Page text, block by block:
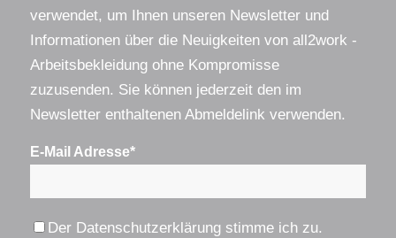
verwendet, um Ihnen unseren Newsletter und
Informationen über die Neuigkeiten von all2work -
Arbeitsbekleidung ohne Kompromisse
zuzusenden. Sie können jederzeit den im
Newsletter enthaltenen Abmeldelink verwenden.
E-Mail Adresse*
Der Datenschutzerklärungstimme ich zu.